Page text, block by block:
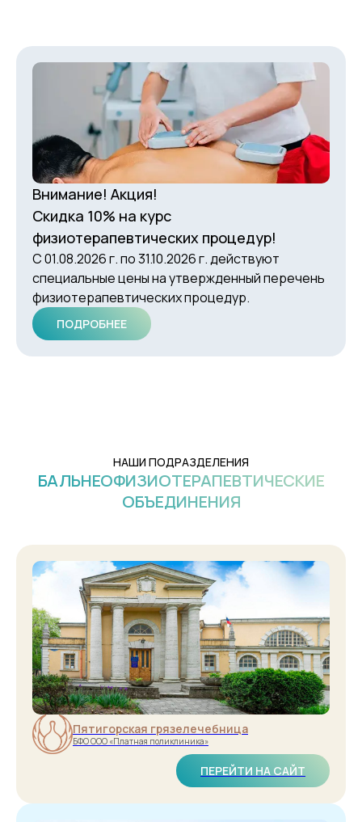
Внимание! Акция!
Скидка 10% на курс
физиотерапевтических процедур!
С 01.08.2026 г. по 31.10.2026 г. действуют
специальные цены на утвержденный перечень
физиотерапевтических процедур.
ПОДРОБНЕЕ
НАШИ ПОДРАЗДЕЛЕНИЯ
БАЛЬНЕОФИЗИОТЕРАПЕВТИЧЕСКИЕ
ОБЪЕДИНЕНИЯ
Пятигорская грязелечебница
БФО ООО «Платная поликлиника»
ПЕРЕЙТИ НА САЙТ